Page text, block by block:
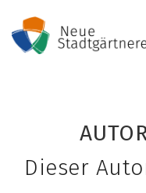
Inhalt
springen
Dieser